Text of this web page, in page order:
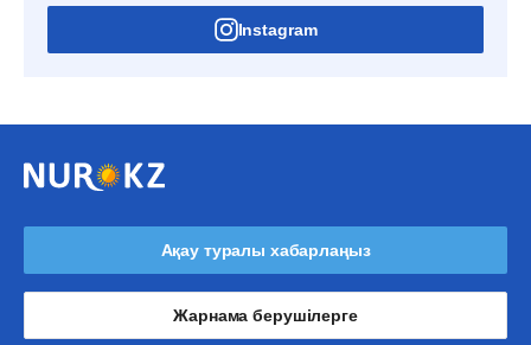
Instagram
Ақау туралы хабарлаңыз
Жарнама берушілерге